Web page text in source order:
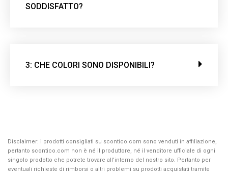
SODDISFATTO?
3: CHE COLORI SONO DISPONIBILI?
Disclaimer: i prodotti consigliati su scontico.com sono venduti in affiliazione,
pertanto scontico.com non è né il produttore, né il venditore ufficiale di ogni
singolo prodotto che potrete trovare all’interno del nostro sito. Pertanto per
eventuali richieste di rimborsi o altri problemi su prodotti acquistati tramite